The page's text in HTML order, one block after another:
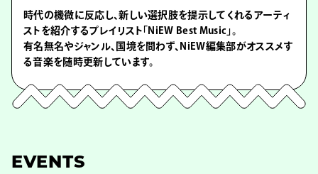
時代の機微に反応し、新しい選択肢を提示してくれるアーティ
ストを紹介するプレイリスト「NiEW Best Music」。
有名無名やジャンル、国境を問わず、NiEW編集部がオススメす
る音楽を随時更新しています。
EVENTS